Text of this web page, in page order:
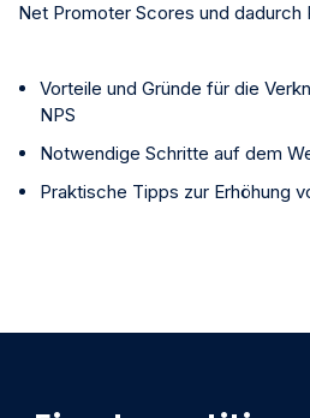
Net Promoter Scores und dadurch
Vorteile und Gründe für die
NPS
Notwendige Schritte auf dem
Praktische Tipps zur Erhöhung